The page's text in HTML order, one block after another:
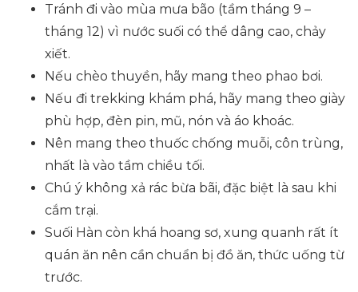
Tránh đi vào mùa mưa bão (tầm tháng 9 –
tháng 12) vì nước suối có thể dâng cao, chảy
xiết.
Nếu chèo thuyền, hãy mang theo phao bơi.
Nếu đi trekking khám phá, hãy mang theo giày
phù hợp, đèn pin, mũ, nón và áo khoác.
Nên mang theo thuốc chống muỗi, côn trùng,
nhất là vào tầm chiều tối.
Chú ý không xả rác bừa bãi, đặc biệt là sau khi
cắm trại.
Suối Hàn còn khá hoang sơ, xung quanh rất ít
quán ăn nên cần chuẩn bị đồ ăn, thức uống từ
trước.